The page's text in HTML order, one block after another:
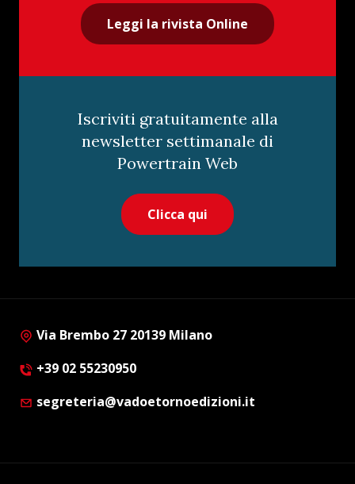
Leggi la rivista Online
Iscriviti gratuitamente alla
newsletter settimanale di
Powertrain Web
Clicca qui
Via Brembo 27 20139 Milano
+39 02 55230950
segreteria@vadoetornoedizioni.it